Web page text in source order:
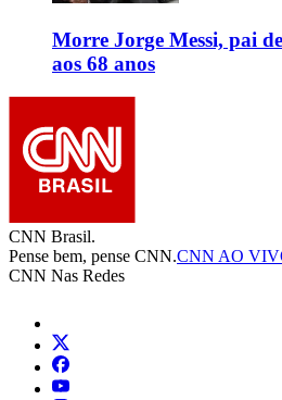
Morre Jorge Messi, pai
aos 68 anos
CNN Brasil.
Pense bem, pense CNN.CNN AO
CNN Nas Redes